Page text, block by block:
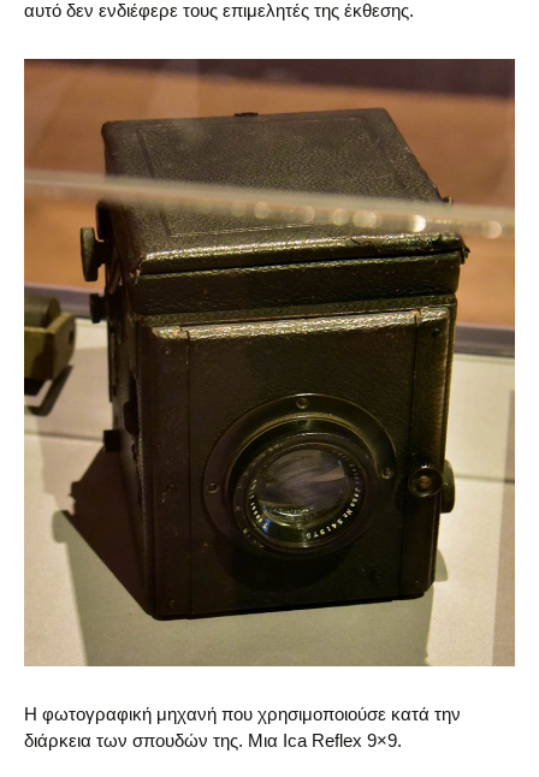
αυτό δεν ενδιέφερε τους επιμελητές της έκθεσης.
Η φωτογραφική μηχανή που χρησιμοποιούσε κατά την
διάρκεια των σπουδών της. Μια Ica Reflex 9×9.